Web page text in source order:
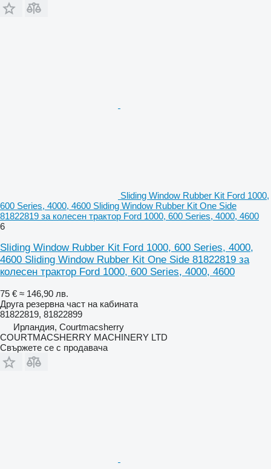
Sliding Window Rubber Kit Ford 1000,
600 Series, 4000, 4600 Sliding Window Rubber Kit One Side
81822819 за колесен трактор Ford 1000, 600 Series, 4000, 4600
6
Sliding Window Rubber Kit Ford 1000, 600 Series, 4000,
4600 Sliding Window Rubber Kit One Side 81822819 за
колесен трактор Ford 1000, 600 Series, 4000, 4600
75 € ≈ 146,90 лв.
Друга резервна част на кабината
81822819, 81822899
Ирландия, Courtmacsherry
COURTMACSHERRY MACHINERY LTD
Свържете се с продавача